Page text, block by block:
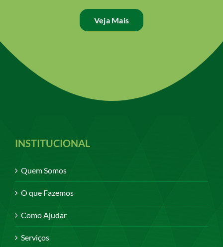
Veja Mais
INSTITUCIONAL
Quem Somos
O que Fazemos
Como Ajudar
Serviços